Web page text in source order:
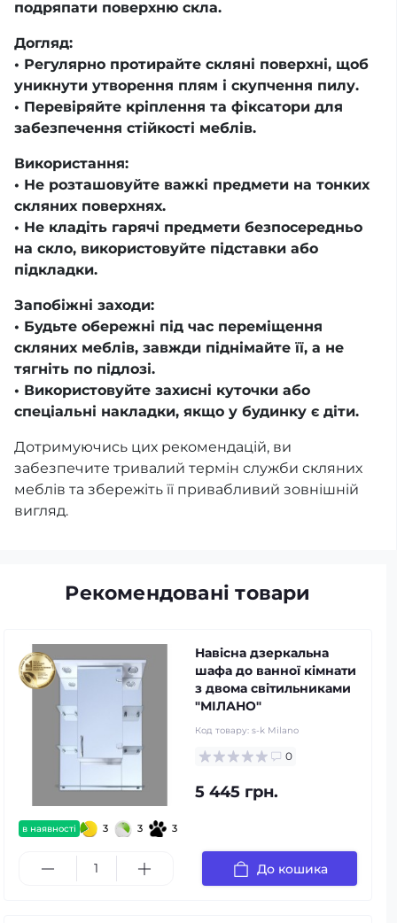
подряпати поверхню скла.
Догляд:
• Регулярно протирайте скляні поверхні, щоб
уникнути утворення плям і скупчення пилу.
• Перевіряйте кріплення та фіксатори для
забезпечення стійкості меблів.
Використання:
• Не розташовуйте важкі предмети на тонких
скляних поверхнях.
• Не кладіть гарячі предмети безпосередньо
на скло, використовуйте підставки або
підкладки.
Запобіжні заходи:
• Будьте обережні під час переміщення
скляних меблів, завжди піднімайте її, а не
тягніть по підлозі.
• Використовуйте захисні куточки або
спеціальні накладки, якщо у будинку є діти.
Дотримуючись цих рекомендацій, ви
забезпечите тривалий термін служби скляних
меблів та збережіть її привабливий зовнішній
вигляд.
Рекомендовані товари
в наявності 3 3 3
Навісна дзеркальна
шафа до ванної кімнати
з двома світильниками
"МІЛАНО"
Код товару: s-k Milano
0
5 445 грн.
До кошика